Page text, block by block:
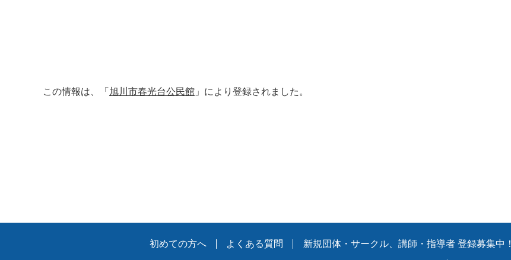
この情報は、「 旭川市春光台公民館 」により登録されました。
初めての方へ よくある質問 新規団体・サークル、講師・指導者 登録募集中！